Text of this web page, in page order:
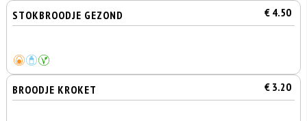
STOKBROODJE GEZOND € 4.50
BROODJE KROKET € 3.20